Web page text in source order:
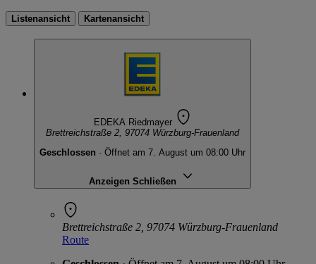
Listenansicht Kartenansicht
EDEKA Riedmayer
Brettreichstraße 2, 97074 Würzburg-Frauenland
Geschlossen · Öffnet am 7. August um 08:00 Uhr
Anzeigen Schließen
Brettreichstraße 2, 97074 Würzburg-Frauenland
Route